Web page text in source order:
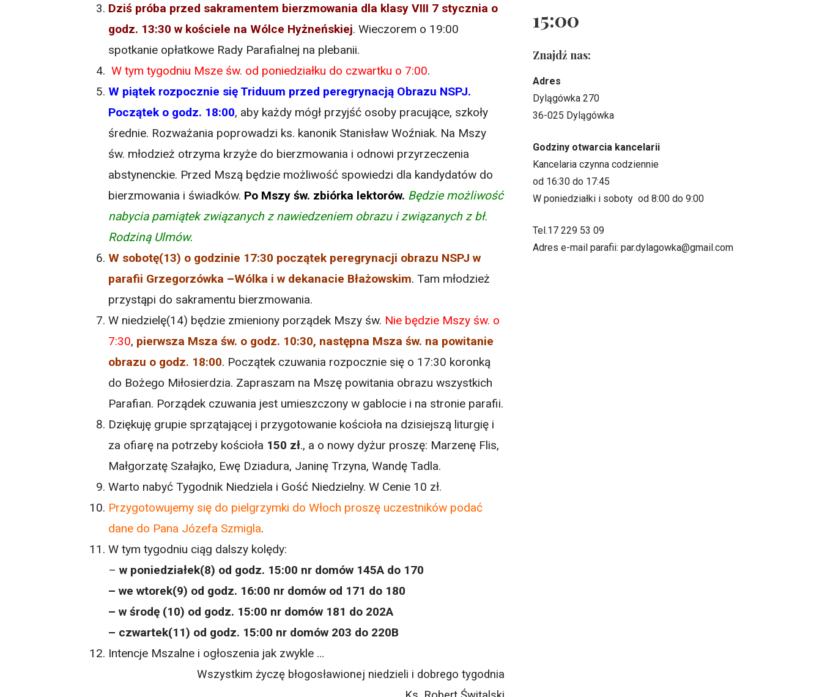
Dziś próba przed sakramentem bierzmowania dla klasy VIII 7 stycznia o
godz. 13:30 w kościele na Wólce Hyżneńskiej. Wieczorem o 19:00
spotkanie opłatkowe Rady Parafialnej na plebanii.
W tym tygodniu Msze św. od poniedziałku do czwartku o 7:00.
W piątek rozpocznie się Triduum przed peregrynacją Obrazu NSPJ.
Początek o godz. 18:00, aby każdy mógł przyjść osoby pracujące, szkoły
średnie. Rozważania poprowadzi ks. kanonik Stanisław Woźniak. Na Mszy
św. młodzież otrzyma krzyże do bierzmowania i odnowi przyrzeczenia
abstynenckie. Przed Mszą będzie możliwość spowiedzi dla kandydatów do
bierzmowania i świadków. Po Mszy św. zbiórka lektorów. Będzie możliwość
nabycia pamiątek związanych z nawiedzeniem obrazu i związanych z bł.
Rodziną Ulmów.
W sobotę(13) o godzinie 17:30 początek peregrynacji obrazu NSPJ w
parafii Grzegorzówka –Wólka i w dekanacie Błażowskim. Tam młodzież
przystąpi do sakramentu bierzmowania.
W niedzielę(14) będzie zmieniony porządek Mszy św. Nie będzie Mszy św. o
7:30, pierwsza Msza św. o godz. 10:30, następna Msza św. na powitanie
obrazu o godz. 18:00. Początek czuwania rozpocznie się o 17:30 koronką
do Bożego Miłosierdzia. Zapraszam na Mszę powitania obrazu wszystkich
Parafian. Porządek czuwania jest umieszczony w gablocie i na stronie parafii.
Dziękuję grupie sprzątającej i przygotowanie kościoła na dzisiejszą liturgię i
za ofiarę na potrzeby kościoła 150 zł., a o nowy dyżur proszę: Marzenę Flis,
Małgorzatę Szałajko, Ewę Dziadura, Janinę Trzyna, Wandę Tadla.
Warto nabyć Tygodnik Niedziela i Gość Niedzielny. W Cenie 10 zł.
Przygotowujemy się do pielgrzymki do Włoch proszę uczestników podać
dane do Pana Józefa Szmigla.
W tym tygodniu ciąg dalszy kolędy:
–w poniedziałek(8) od godz. 15:00 nr domów 145A do 170
– we wtorek(9) od godz. 16:00 nr domów od 171 do 180
– w środę (10) od godz. 15:00 nr domów 181 do 202A
– czwartek(11) od godz. 15:00 nr domów 203 do 220B
Intencje Mszalne i ogłoszenia jak zwykle …
Wszystkim życzę błogosławionej niedzieli i dobrego tygodnia
15:00
Znajdź nas:
Adres
Dylągówka 270
36-025 Dylągówka
Godziny otwarcia kancelarii
Kancelaria czynna codziennie
od 16:30 do 17:45
W poniedziałki i soboty od 8:00 do 9:00
Tel.17 229 53 09
Adres e-mail parafii: par.dylagowka@gmail.com